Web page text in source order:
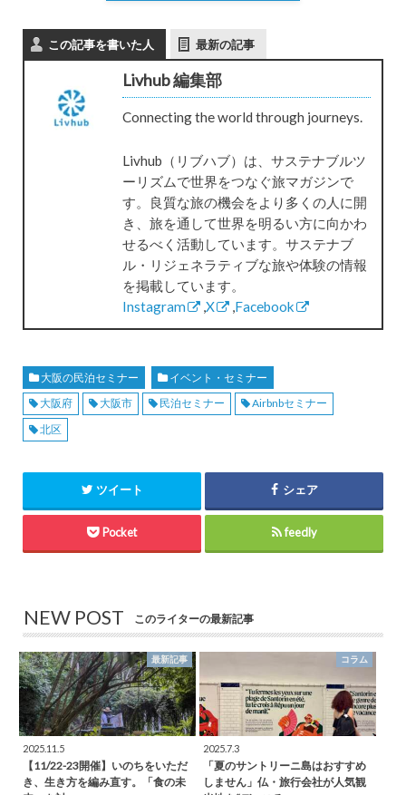
この記事を書いた人 最新の記事
Livhub 編集部
Connecting the world through journeys.
Livhub（リブハブ）は、サステナブルツ
ーリズムで世界をつなぐ旅マガジンで
す。良質な旅の機会をより多くの人に開
き、旅を通して世界を明るい方に向かわ
せるべく活動しています。サステナブ
ル・リジェネラティブな旅や体験の情報
を掲載しています。
Instagram
X Facebook
大阪の民泊セミナー
イベント・セミナー
大阪府
大阪市 民泊セミナー
Airbnbセミナー
北区
ツイート シェア
Pocket feedly
NEW POST このライターの最新記事
最新記事
2025.11.5
【11/22-23開催】いのちをいただ
き、生き方を編み直す。「食の未
コラム
2025.7.3
「夏のサントリーニ島はおすすめ
しません」仏・旅行会社が人気観